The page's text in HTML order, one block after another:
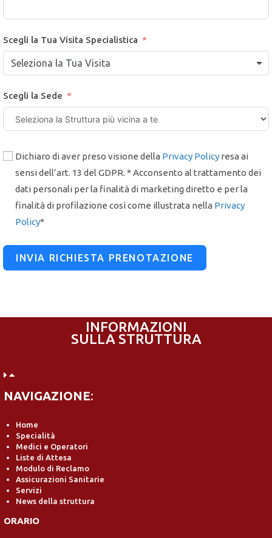
Scegli la Tua Visita Specialistica
Seleziona la Tua Visita
Scegli la Sede
Dichiaro di aver preso visione della Privacy Policy resa ai
sensi dell’art. 13 del GDPR. * Acconsento al trattamento dei
dati personali per la finalità di marketing diretto e per la
finalità di profilazione così come illustrata nella Privacy
Policy*
INVIA RICHIESTA PRENOTAZIONE
INFORMAZIONI
SULLA STRUTTURA
NAVIGAZIONE:
Home
Specialità
Medici e Operatori
Liste di Attesa
Modulo di Reclamo
Assicurazioni Sanitarie
Servizi
News della struttura
ORARIO